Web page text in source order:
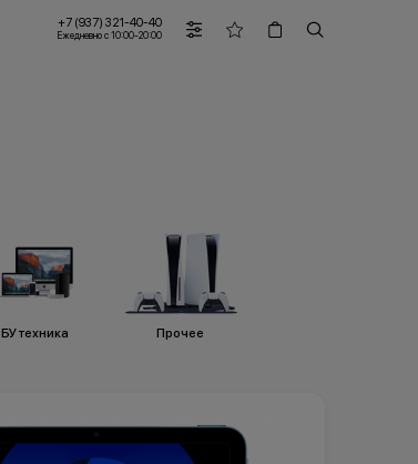
+7 (937) 321-40-40
Ежедневно с 10:00-20:00
БУ техника Прочее